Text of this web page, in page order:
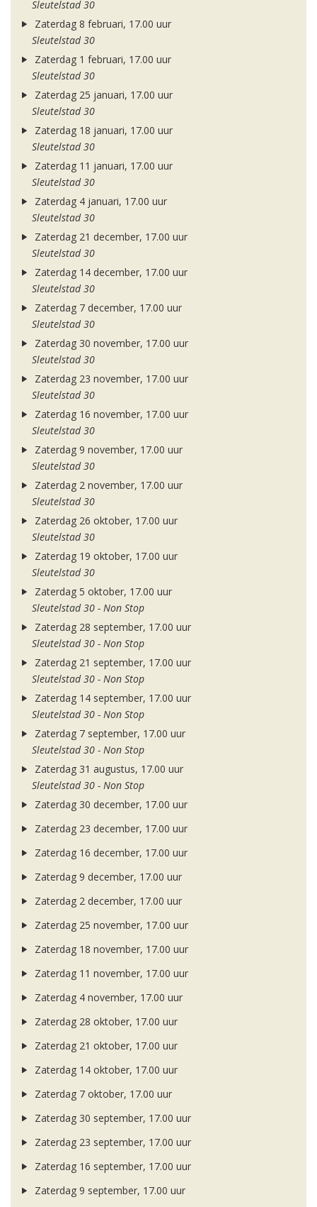
Sleutelstad 30
Zaterdag 8 februari, 17.00 uur
Sleutelstad 30
Zaterdag 1 februari, 17.00 uur
Sleutelstad 30
Zaterdag 25 januari, 17.00 uur
Sleutelstad 30
Zaterdag 18 januari, 17.00 uur
Sleutelstad 30
Zaterdag 11 januari, 17.00 uur
Sleutelstad 30
Zaterdag 4 januari, 17.00 uur
Sleutelstad 30
Zaterdag 21 december, 17.00 uur
Sleutelstad 30
Zaterdag 14 december, 17.00 uur
Sleutelstad 30
Zaterdag 7 december, 17.00 uur
Sleutelstad 30
Zaterdag 30 november, 17.00 uur
Sleutelstad 30
Zaterdag 23 november, 17.00 uur
Sleutelstad 30
Zaterdag 16 november, 17.00 uur
Sleutelstad 30
Zaterdag 9 november, 17.00 uur
Sleutelstad 30
Zaterdag 2 november, 17.00 uur
Sleutelstad 30
Zaterdag 26 oktober, 17.00 uur
Sleutelstad 30
Zaterdag 19 oktober, 17.00 uur
Sleutelstad 30
Zaterdag 5 oktober, 17.00 uur
Sleutelstad 30 - Non Stop
Zaterdag 28 september, 17.00 uur
Sleutelstad 30 - Non Stop
Zaterdag 21 september, 17.00 uur
Sleutelstad 30 - Non Stop
Zaterdag 14 september, 17.00 uur
Sleutelstad 30 - Non Stop
Zaterdag 7 september, 17.00 uur
Sleutelstad 30 - Non Stop
Zaterdag 31 augustus, 17.00 uur
Sleutelstad 30 - Non Stop
Zaterdag 30 december, 17.00 uur
Zaterdag 23 december, 17.00 uur
Zaterdag 16 december, 17.00 uur
Zaterdag 9 december, 17.00 uur
Zaterdag 2 december, 17.00 uur
Zaterdag 25 november, 17.00 uur
Zaterdag 18 november, 17.00 uur
Zaterdag 11 november, 17.00 uur
Zaterdag 4 november, 17.00 uur
Zaterdag 28 oktober, 17.00 uur
Zaterdag 21 oktober, 17.00 uur
Zaterdag 14 oktober, 17.00 uur
Zaterdag 7 oktober, 17.00 uur
Zaterdag 30 september, 17.00 uur
Zaterdag 23 september, 17.00 uur
Zaterdag 16 september, 17.00 uur
Zaterdag 9 september, 17.00 uur